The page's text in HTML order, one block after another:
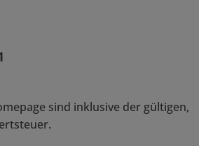
sind inklusive der gültigen,